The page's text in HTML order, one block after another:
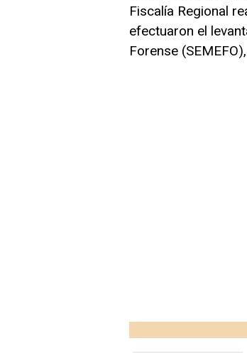
Fiscalía Regional
efectuaron el
Forense